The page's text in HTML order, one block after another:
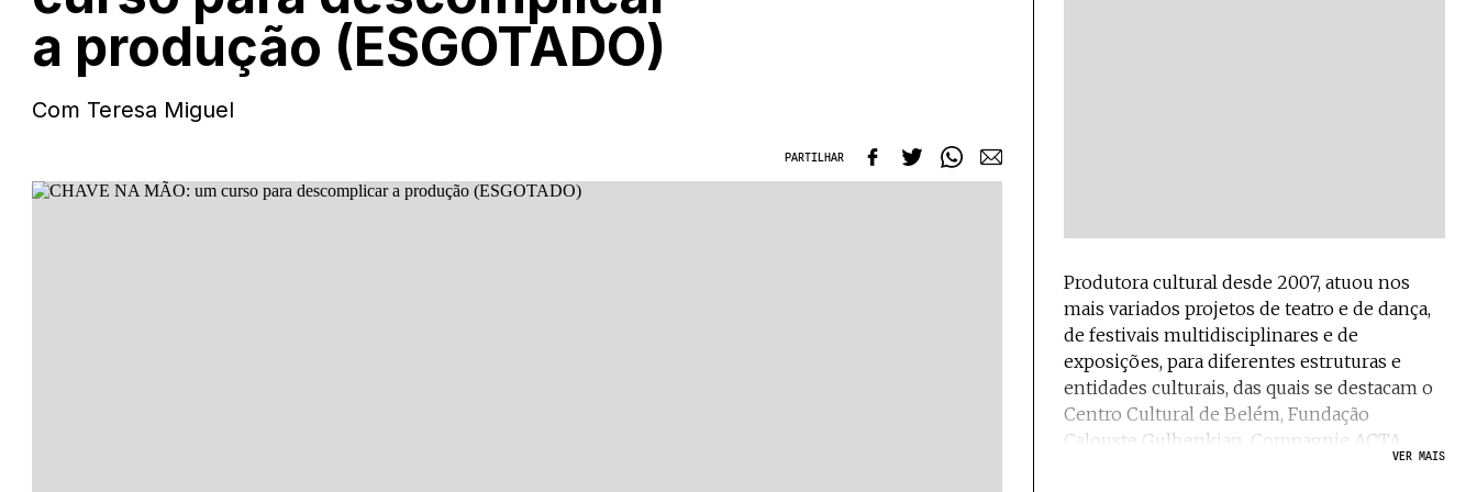
a produção (ESGOTADO)
Com Teresa Miguel
PARTILHAR
Produtora cultural desde 2007, atuou nos
mais variados projetos de teatro e de dança,
de festivais multidisciplinares e de
exposições, para diferentes estruturas e
entidades culturais, das quais se destacam o
Centro Cultural de Belém, Fundação
Calouste Gulbenkian, Compagnie ACTA
VER MAIS